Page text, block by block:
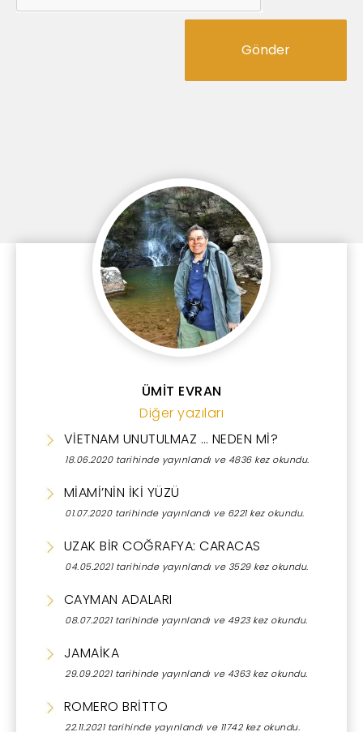
ÜMİT EVRAN
Diğer yazıları
VİETNAM UNUTULMAZ … NEDEN Mİ?
18.06.2020 tarihinde yayınlandı ve 4836 kez okundu.
MİAMİ’NİN İKİ YÜZÜ
01.07.2020 tarihinde yayınlandı ve 6221 kez okundu.
UZAK BİR COĞRAFYA: CARACAS
04.05.2021 tarihinde yayınlandı ve 3529 kez okundu.
CAYMAN ADALARI
08.07.2021 tarihinde yayınlandı ve 4923 kez okundu.
JAMAİKA
29.09.2021 tarihinde yayınlandı ve 4363 kez okundu.
ROMERO BRİTTO
22.11.2021 tarihinde yayınlandı ve 11742 kez okundu.